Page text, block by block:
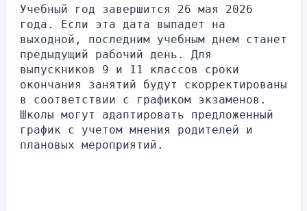
Учебный год завершится 26 мая 2026
года. Если эта дата выпадет на
выходной, последним учебным днем станет
предыдущий рабочий день. Для
выпускников 9 и 11 классов сроки
окончания занятий будут скорректированы
в соответствии с графиком экзаменов.
Школы могут адаптировать предложенный
график с учетом мнения родителей и
плановых мероприятий.